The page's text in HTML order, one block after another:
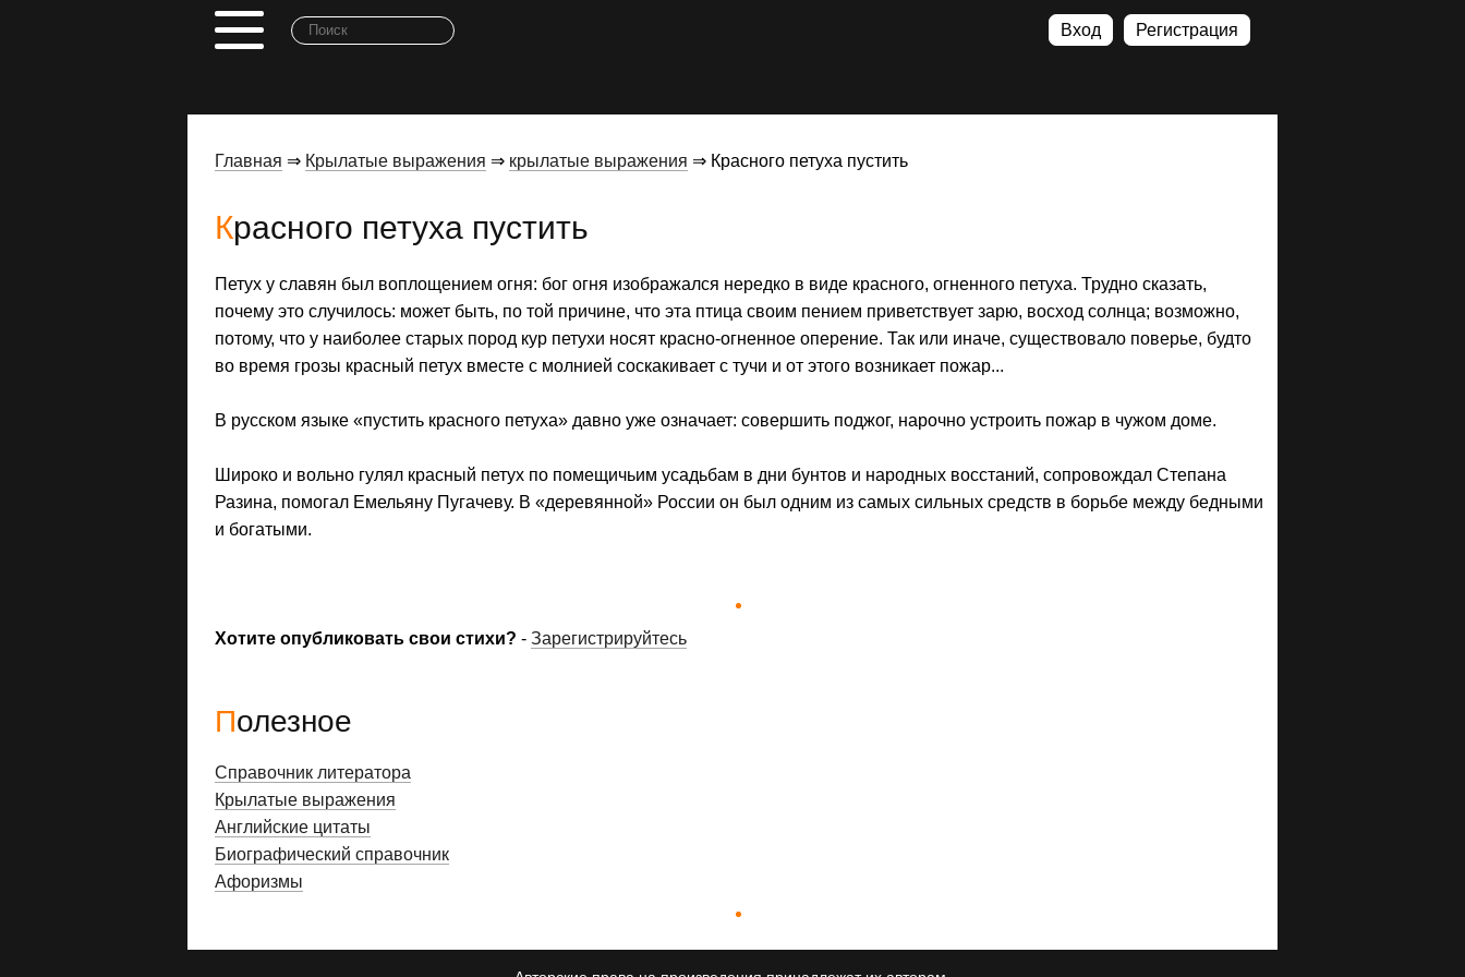
Вход Регистрация
Хотите опубликовать свои стихи? - Зарегистрируйтесь
Главная ⇒ Крылатые выражения ⇒ крылатые выражения ⇒ Красного петуха пустить
Красного петуха пустить
Петух у славян был воплощением огня: бог огня изобра­жался нередко в виде красного, огненного петуха. Трудно сказать,
почему это случилось: может быть, по той причине, что эта птица своим пением приветствует зарю, восход солнца; возможно,
потому, что у наиболее старых пород кур пе­тухи носят красно-огненное оперение. Так или иначе, существовало поверье, будто
во время грозы красный петух вме­сте с молнией соскакивает с тучи и от этого возникает по­жар...
В русском языке «пустить красного петуха» давно уже означает: совершить поджог, нарочно устроить пожар в чу­жом доме.
Широко и вольно гулял красный петух по помещичьим усадьбам в дни бунтов и народных восстаний, сопровождал Степана
Разина, помогал Емельяну Пугачеву. В «деревян­ной» России он был одним из самых сильных средств в борь­бе между бедными
и богатыми.
Полезное
Справочник литератора
Крылатые выражения
Английские цитаты
Биографический справочник
Афоризмы